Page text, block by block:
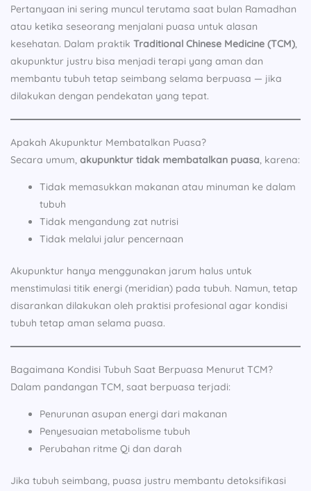
Pertanyaan ini sering muncul terutama saat bulan Ramadhan
atau ketika seseorang menjalani puasa untuk alasan
kesehatan. Dalam praktik Traditional Chinese Medicine (TCM),
akupunktur justru bisa menjadi terapi yang aman dan
membantu tubuh tetap seimbang selama berpuasa — jika
dilakukan dengan pendekatan yang tepat.
Apakah Akupunktur Membatalkan Puasa?
Secara umum, akupunktur tidak membatalkan puasa, karena:
Tidak memasukkan makanan atau minuman ke dalam
tubuh
Tidak mengandung zat nutrisi
Tidak melalui jalur pencernaan
Akupunktur hanya menggunakan jarum halus untuk
menstimulasi titik energi (meridian) pada tubuh. Namun, tetap
disarankan dilakukan oleh praktisi profesional agar kondisi
tubuh tetap aman selama puasa.
Bagaimana Kondisi Tubuh Saat Berpuasa Menurut TCM?
Dalam pandangan TCM, saat berpuasa terjadi:
Penurunan asupan energi dari makanan
Penyesuaian metabolisme tubuh
Perubahan ritme Qi dan darah
Jika tubuh seimbang, puasa justru membantu detoksifikasi